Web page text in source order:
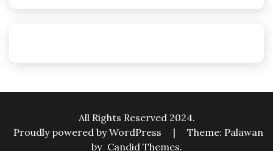
All Rights Reserved 2024.
Proudly powered by WordPress
|
Theme: Palawan
by Candid Themes.